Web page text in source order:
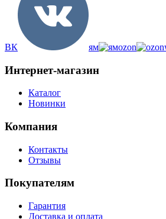
ВК ям ozon
Интернет-магазин
Каталог
Новинки
Компания
Контакты
Отзывы
Покупателям
Гарантия
Доставка и оплата